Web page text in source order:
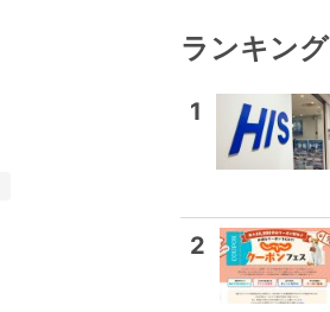
ランキング
1
2